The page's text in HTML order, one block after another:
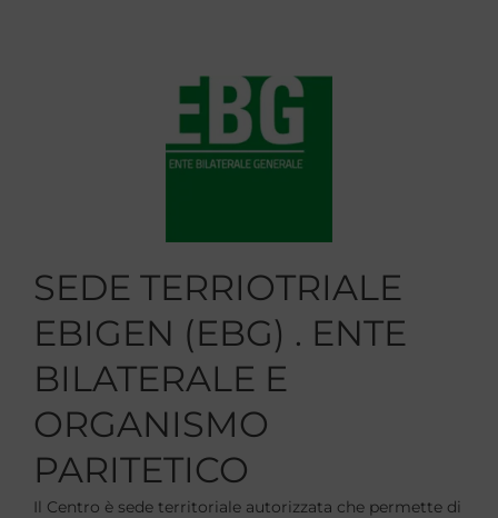
SEDE TERRIOTRIALE
EBIGEN (EBG) . ENTE
BILATERALE E
ORGANISMO
PARITETICO
Il Centro è sede territoriale autorizzata che permette di